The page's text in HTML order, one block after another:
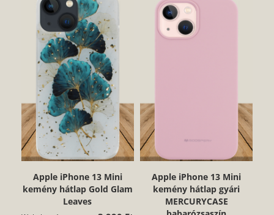
Apple iPhone 13 Mini
kemény hátlap Gold Glam
Leaves
Apple iPhone 13 Mini
kemény hátlap gyári
MERCURYCASE